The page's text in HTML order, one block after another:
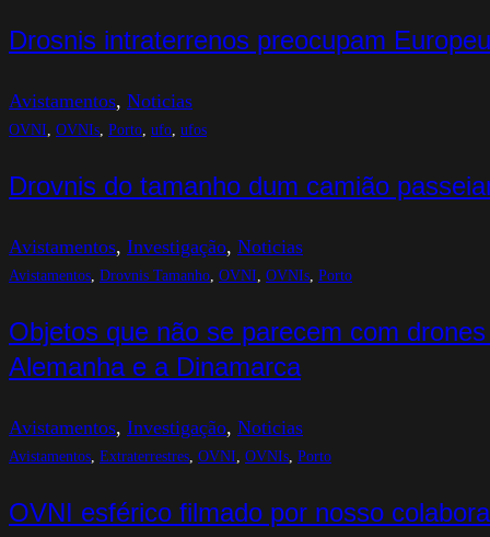
Drosnis intraterrenos preocupam
Avistamentos, Noticias
OVNI, OVNIs, Porto, ufo, ufos
Drovnis do tamanho dum camião
Avistamentos, Investigação, Noticias
Avistamentos, Drovnis Tamanho, OVNI, OVNIs, Porto
Objetos que não se parecem com
Alemanha e a Dinamarca
Avistamentos, Investigação, Noticias
Avistamentos, Extraterrestres, OVNI, OVNIs, Porto
OVNI esférico filmado por nosso